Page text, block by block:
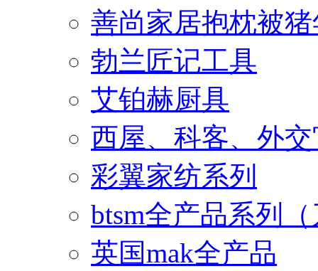
善尚家居抱枕被
勃兰匠记工具
艾铂赫厨具
西屋、科客、外
彩翼家纺系列
btsm全产品系列
英国mak全产品